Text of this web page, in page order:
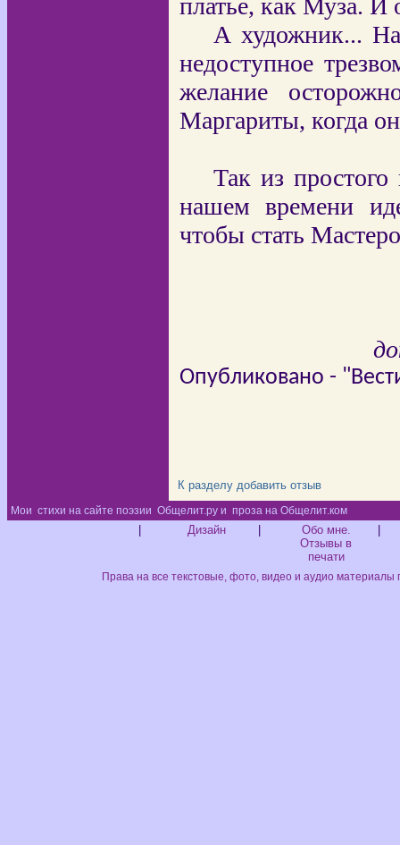
платье, как Муза. И
А художник...
недоступное
желание
Маргариты, когда
Так из
нашем времени
чтобы стать
Опубликовано -
К разделу добавить отзыв
Мои стихи на сайте поэзии Общелит.ру и проза на Общелит.ком
Дизайн
Обо мне.
Отзывы в
печати
Права на все текстовые, фото, видео и аудио